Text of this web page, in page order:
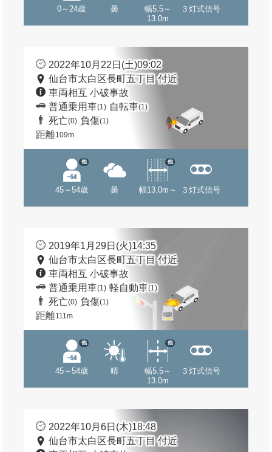
0～24歳 曇
幅5.5～
13.0m
３灯式信号
2022年10月22日(土)09:02
仙台市太白区長町五丁目 付近
車両相互 小破事故
普通乗用車(1) 自転車(1)
死亡(0) 負傷(1)
距離109m
45～54歳
他
曇 幅13.0m～
他
３灯式信号
2019年1月29日(火)14:35
仙台市太白区長町五丁目 付近
車両相互 小破事故
普通乗用車(1) 軽自動車(1)
死亡(0) 負傷(1)
距離111m
45～54歳
他
晴
幅5.5～
13.0m
他
３灯式信号
2022年10月6日(木)18:48
仙台市太白区長町五丁目 付近